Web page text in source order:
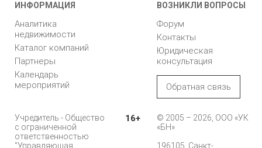
ИНФОРМАЦИЯ
Аналитика
недвижимости
Каталог компаний
Партнеры
Календарь
мероприятий
ВОЗНИКЛИ ВОПРОСЫ
Форум
Контакты
Юридическая
консультация
Обратная связь
Учредитель - Общество
с ограниченной
ответственностью
"Управляющая
16+
© 2005 – 2026, ООО «УК
«БН»
196105, Санкт-